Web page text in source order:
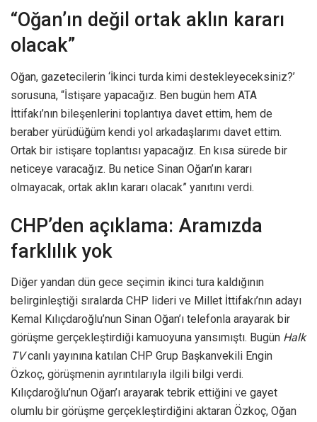
“Oğan’ın değil ortak aklın kararı
olacak”
Oğan, gazetecilerin ‘İkinci turda kimi destekleyeceksiniz?’
sorusuna, “İstişare yapacağız. Ben bugün hem ATA
İttifakı’nın bileşenlerini toplantıya davet ettim, hem de
beraber yürüdüğüm kendi yol arkadaşlarımı davet ettim.
Ortak bir istişare toplantısı yapacağız. En kısa sürede bir
neticeye varacağız. Bu netice Sinan Oğan’ın kararı
olmayacak, ortak aklın kararı olacak” yanıtını verdi.
CHP’den açıklama: Aramızda
farklılık yok
Diğer yandan dün gece seçimin ikinci tura kaldığının
belirginleştiği sıralarda CHP lideri ve Millet İttifakı’nın adayı
Kemal Kılıçdaroğlu’nun Sinan Oğan’ı telefonla arayarak bir
görüşme gerçekleştirdiği kamuoyuna yansımıştı. Bugün Halk
TVcanlı yayınına katılan CHP Grup Başkanvekili Engin
Özkoç, görüşmenin ayrıntılarıyla ilgili bilgi verdi.
Kılıçdaroğlu’nun Oğan’ı arayarak tebrik ettiğini ve gayet
olumlu bir görüşme gerçekleştirdiğini aktaran Özkoç, Oğan